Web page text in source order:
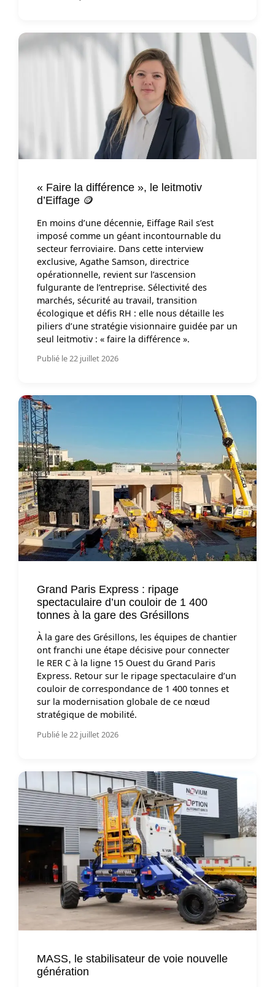
« Faire la différence », le leitmotiv
d’Eiffage 🪙
En moins d’une décennie, Eiffage Rail s’est
imposé comme un géant incontournable du
secteur ferroviaire. Dans cette interview
exclusive, Agathe Samson, directrice
opérationnelle, revient sur l’ascension
fulgurante de l’entreprise. Sélectivité des
marchés, sécurité au travail, transition
écologique et défis RH : elle nous détaille les
piliers d’une stratégie visionnaire guidée par un
seul leitmotiv : « faire la différence ».
Publié le 22 juillet 2026
Grand Paris Express : ripage
spectaculaire d’un couloir de 1 400
tonnes à la gare des Grésillons
À la gare des Grésillons, les équipes de chantier
ont franchi une étape décisive pour connecter
le RER C à la ligne 15 Ouest du Grand Paris
Express. Retour sur le ripage spectaculaire d’un
couloir de correspondance de 1 400 tonnes et
sur la modernisation globale de ce nœud
stratégique de mobilité.
Publié le 22 juillet 2026
MASS, le stabilisateur de voie nouvelle
génération